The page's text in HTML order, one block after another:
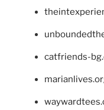
catfriends-